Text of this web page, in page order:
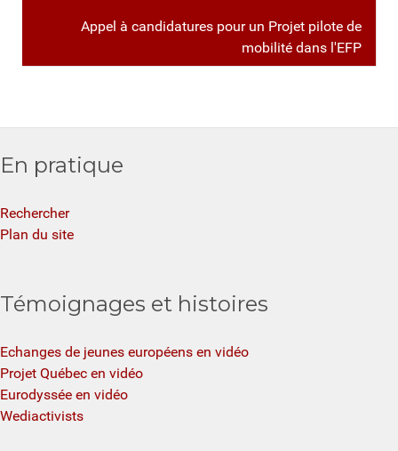
Appel à candidatures pour un Projet pilote de
mobilité dans l'EFP
En pratique
Rechercher
Plan du site
Témoignages et histoires
Echanges de jeunes européens en vidéo
Projet Québec en vidéo
Eurodyssée en vidéo
Wediactivists